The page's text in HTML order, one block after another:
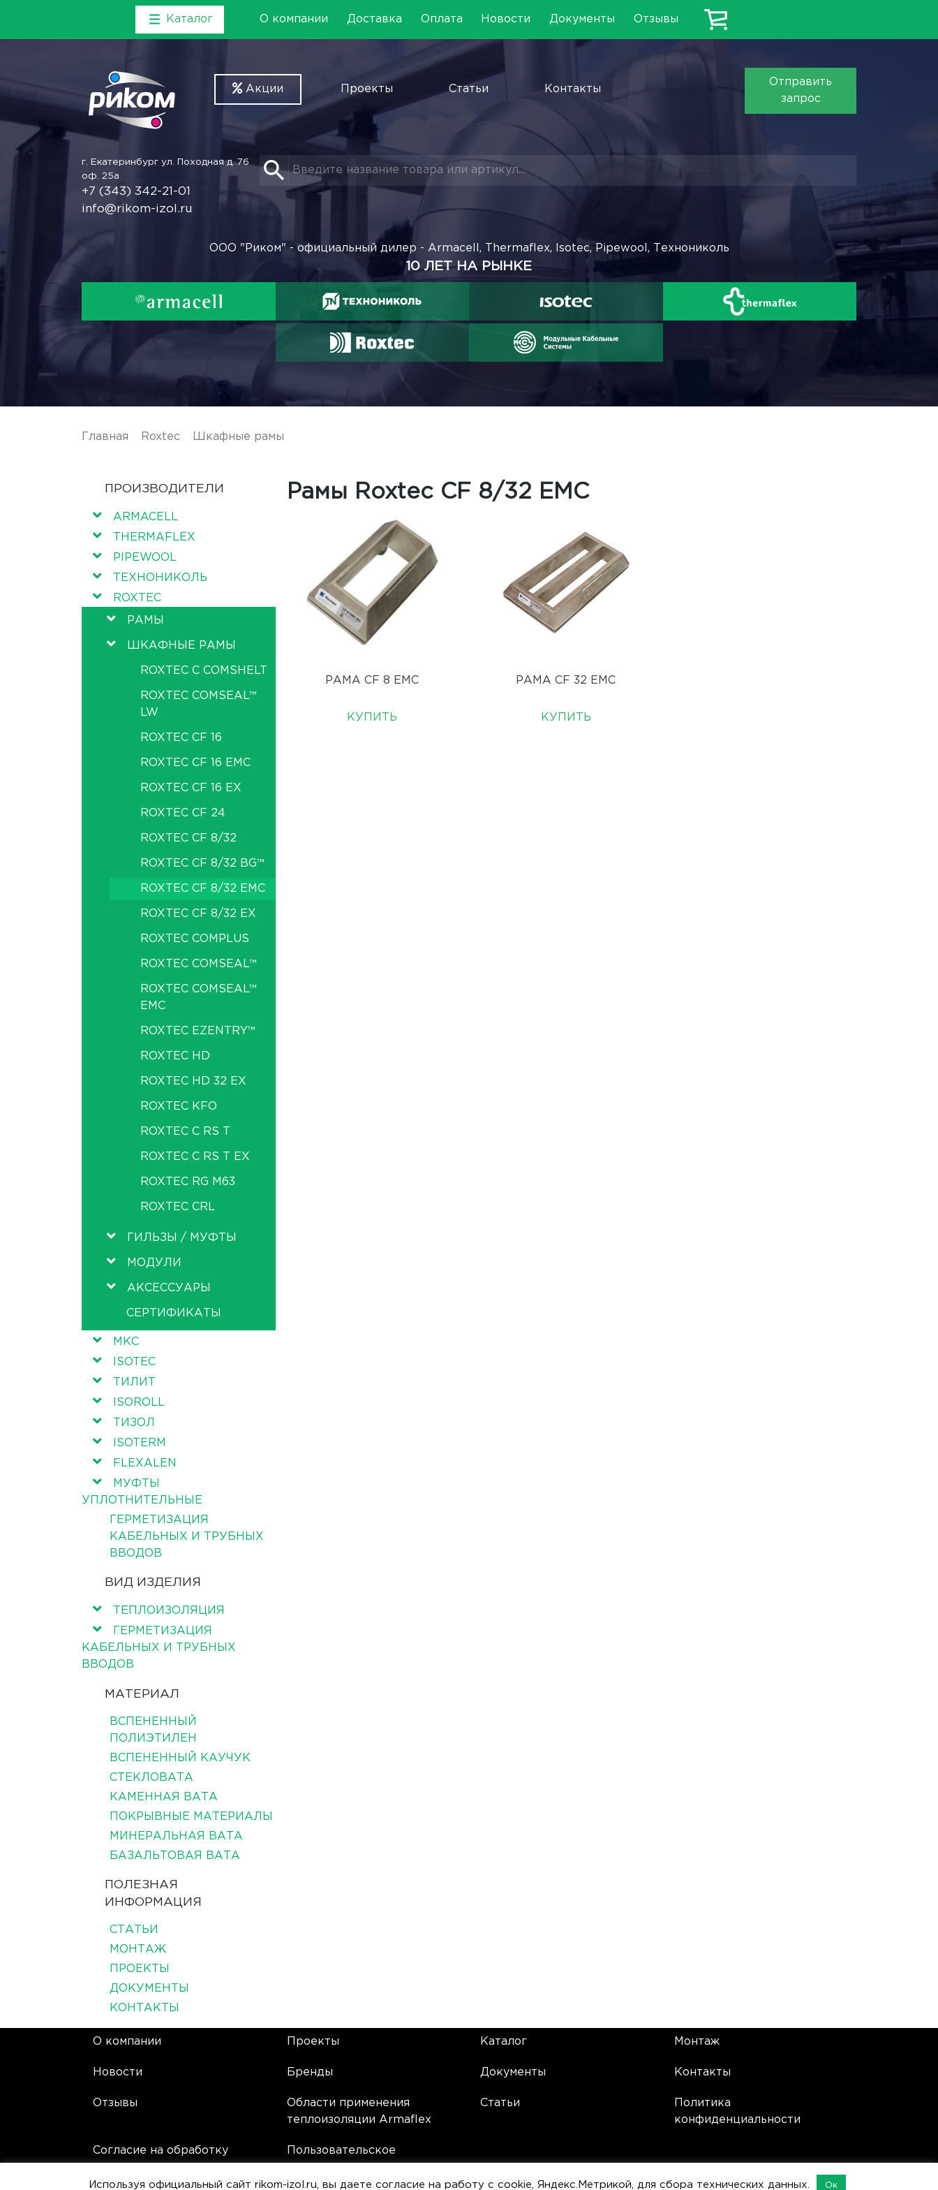
Каталог О компании Доставка Оплата Новости Документы Отзывы
Акции Проекты Статьи Контакты
Отправить
запрос
г. Екатеринбург ул. Походная д. 76
оф. 25а
+7 (343) 342-21-01
info@rikom-izol.ru
ООО "Риком" - официальный дилер - Armacell, Thermaflex, Isotec, Pipewool, Технониколь
10 ЛЕТ НА РЫНКЕ
Главная Roxtec Шкафные рамы
ПРОИЗВОДИТЕЛИ
ARMACELL
THERMAFLEX
PIPEWOOL
ТЕХНОНИКОЛЬ
ROXTEC
РАМЫ
ШКАФНЫЕ РАМЫ
ROXTEC C COMSHELT
ROXTEC COMSEAL™
LW
ROXTEC CF 16
ROXTEC CF 16 EMC
ROXTEC CF 16 EX
ROXTEC CF 24
ROXTEC CF 8/32
ROXTEC CF 8/32 BG™
ROXTEC CF 8/32 EMC
ROXTEC CF 8/32 EX
ROXTEC COMPLUS
ROXTEC COMSEAL™
ROXTEC COMSEAL™
EMC
ROXTEC EZENTRY™
ROXTEC HD
ROXTEC HD 32 EX
ROXTEC KFO
ROXTEC C RS T
ROXTEC C RS T EX
ROXTEC RG M63
ROXTEC CRL
ГИЛЬЗЫ / МУФТЫ
МОДУЛИ
АКСЕССУАРЫ
СЕРТИФИКАТЫ
МКС
ISOTEC
ТИЛИТ
ISOROLL
ТИЗОЛ
ISOTERM
FLEXALEN
МУФТЫ
УПЛОТНИТЕЛЬНЫЕ
ГЕРМЕТИЗАЦИЯ
КАБЕЛЬНЫХ И ТРУБНЫХ
ВВОДОВ
ВИД ИЗДЕЛИЯ
ТЕПЛОИЗОЛЯЦИЯ
ГЕРМЕТИЗАЦИЯ
КАБЕЛЬНЫХ И ТРУБНЫХ
ВВОДОВ
МАТЕРИАЛ
ВСПЕНЕННЫЙ
ПОЛИЭТИЛЕН
ВСПЕНЕННЫЙ КАУЧУК
СТЕКЛОВАТА
КАМЕННАЯ ВАТА
ПОКРЫВНЫЕ МАТЕРИАЛЫ
МИНЕРАЛЬНАЯ ВАТА
БАЗАЛЬТОВАЯ ВАТА
ПОЛЕЗНАЯ
ИНФОРМАЦИЯ
СТАТЬИ
МОНТАЖ
ПРОЕКТЫ
ДОКУМЕНТЫ
КОНТАКТЫ
Рамы Roxtec CF 8/32 EMC
РАМА CF 8 EMC
КУПИТЬ
РАМА CF 32 EMC
КУПИТЬ
О компании Проекты Каталог Монтаж
Новости Бренды Документы Контакты
Отзывы
Области применения
теплоизоляции Armaflex
Статьи
Политика
конфиденциальности
Согласие на обработку
Пользовательское
Используя официальный сайт rikom-izol.ru, вы даете согласие на работу с cookie, Яндекс.Метрикой, для сбора технических данных. Ок